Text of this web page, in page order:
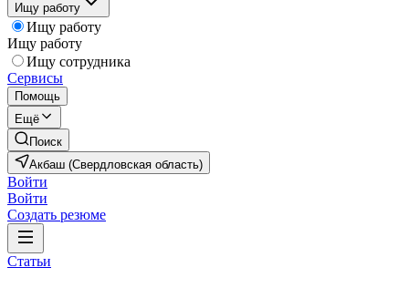
Ищу работу
Ищу работу
Ищу работу
Ищу сотрудника
Сервисы
Помощь
Ещё
Поиск
Акбаш (Свердловская область)
Войти
Войти
Создать резюме
Статьи